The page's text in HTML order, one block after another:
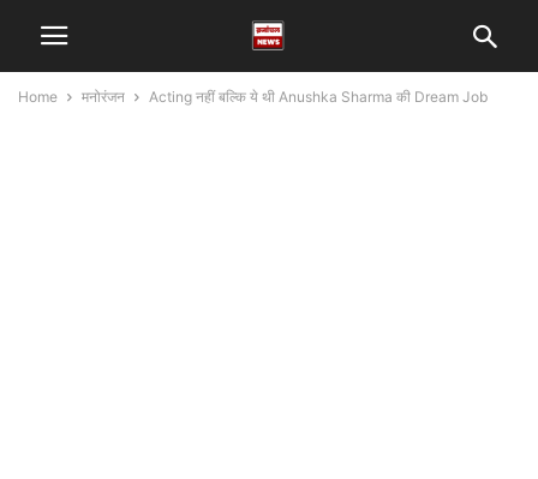
Home मनोरंजन Acting नहीं बल्कि ये थी Anushka Sharma की Dream Job